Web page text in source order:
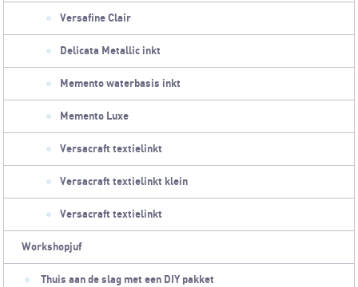
Versafine Clair
Delicata Metallic inkt
Memento waterbasis inkt
Memento Luxe
Versacraft textielinkt
Versacraft textielinkt klein
Versacraft textielinkt
Workshopjuf
Thuis aan de slag met een DIY pakket